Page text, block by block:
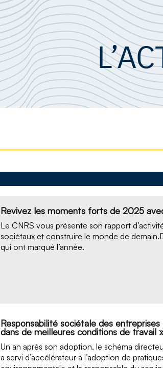
Revivez les moments forts de 2025
Le CNRS vous présente son rapport
sociétaux et construire le monde de
qui ont marqué l’année.
Responsabilité sociétale des
dans de meilleures conditions de travail
Un an après son adoption, le schéma
a servi d’accélérateur à l’adoption de